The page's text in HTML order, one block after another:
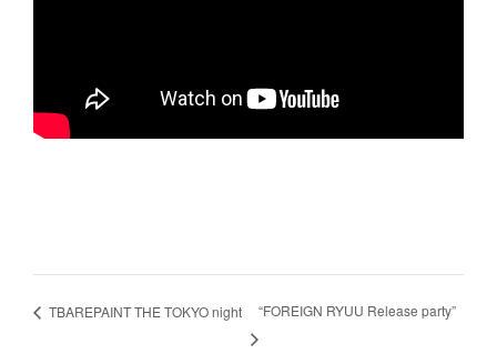
TBAREPAINT THE TOKYO night “FOREIGN RYUU Release party”